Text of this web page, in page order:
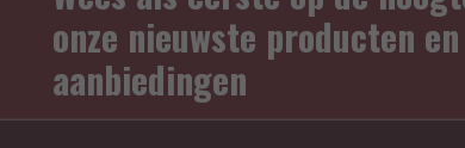
onze nieuwste producten en
aanbiedingen